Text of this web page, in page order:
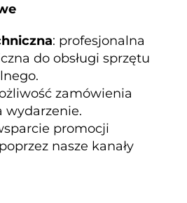
: profesjonalna
do obsługi sprzętu
zamówienia
wydarzenie.
promocji
nasze kanały